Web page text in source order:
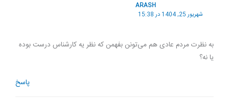
ARASH
شهریور 25, 1404 در 15:38
به نظرت مردم عادی هم می‌تونن بفهمن که نظر یه کارشناس درست بوده
یا نه؟
پاسخ